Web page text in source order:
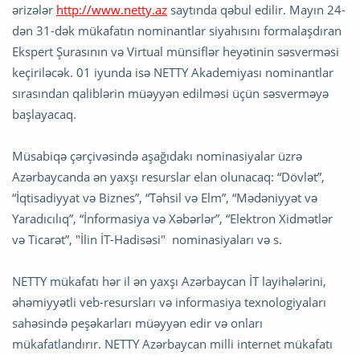
ərizələr http://www.netty.az saytında qəbul edilir. Mayın 24-
dən 31-dək mükafatın nominantlar siyahısını formalaşdıran
Ekspert Şurasının və Virtual münsiflər heyətinin səsverməsi
keçiriləcək. 01 iyunda isə NETTY Akademiyası nominantlar
sırasından qaliblərin müəyyən edilməsi üçün səsverməyə
başlayacaq.
Müsabiqə çərçivəsində aşağıdakı nominasiyalar üzrə
Azərbaycanda ən yaxşı resurslar elan olunacaq: “Dövlət”,
“İqtisadiyyat və Biznes”, “Təhsil və Elm”, “Mədəniyyət və
Yaradıcılıq”, “İnformasiya və Xəbərlər”, “Elektron Xidmətlər
və Ticarət”, "İlin İT-Hadisəsi" nominasiyaları və s.
NETTY mükafatı hər il ən yaxşı Azərbaycan İT layihələrini,
əhəmiyyətli veb-resursları və informasiya texnologiyaları
sahəsində peşəkarları müəyyən edir və onları
mükafatlandırır. NETTY Azərbaycan milli internet mükafatı